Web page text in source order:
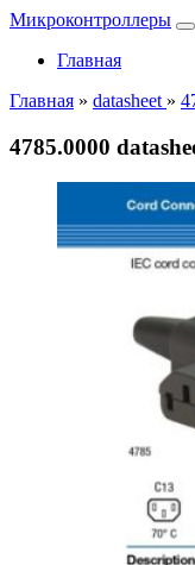
Микроконтроллеры
Главная
Главная » datasheet »
4785.0000